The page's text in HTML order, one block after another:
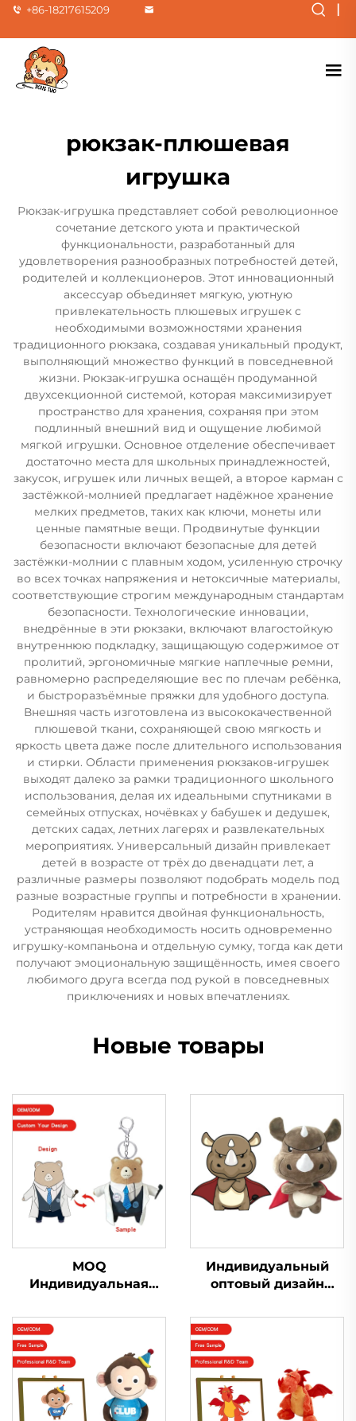
+86-18217615209 |
рюкзак-плюшевая
игрушка
Рюкзак-игрушка представляет собой революционное
сочетание детского уюта и практической
функциональности, разработанный для
удовлетворения разнообразных потребностей детей,
родителей и коллекционеров. Этот инновационный
аксессуар объединяет мягкую, уютную
привлекательность плюшевых игрушек с
необходимыми возможностями хранения
традиционного рюкзака, создавая уникальный продукт,
выполняющий множество функций в повседневной
жизни. Рюкзак-игрушка оснащён продуманной
двухсекционной системой, которая максимизирует
пространство для хранения, сохраняя при этом
подлинный внешний вид и ощущение любимой
мягкой игрушки. Основное отделение обеспечивает
достаточно места для школьных принадлежностей,
закусок, игрушек или личных вещей, а второе карман с
застёжкой-молнией предлагает надёжное хранение
мелких предметов, таких как ключи, монеты или
ценные памятные вещи. Продвинутые функции
безопасности включают безопасные для детей
застёжки-молнии с плавным ходом, усиленную строчку
во всех точках напряжения и нетоксичные материалы,
соответствующие строгим международным стандартам
безопасности. Технологические инновации,
внедрённые в эти рюкзаки, включают влагостойкую
внутреннюю подкладку, защищающую содержимое от
пролитий, эргономичные мягкие наплечные ремни,
равномерно распределяющие вес по плечам ребёнка,
и быстроразъёмные пряжки для удобного доступа.
Внешняя часть изготовлена из высококачественной
плюшевой ткани, сохраняющей свою мягкость и
яркость цвета даже после длительного использования
и стирки. Области применения рюкзаков-игрушек
выходят далеко за рамки традиционного школьного
использования, делая их идеальными спутниками в
семейных отпусках, ночёвках у бабушек и дедушек,
детских садах, летних лагерях и развлекательных
мероприятиях. Универсальный дизайн привлекает
детей в возрасте от трёх до двенадцати лет, а
различные размеры позволяют подобрать модель под
разные возрастные группы и потребности в хранении.
Родителям нравится двойная функциональность,
устраняющая необходимость носить одновременно
игрушку-компаньона и отдельную сумку, тогда как дети
получают эмоциональную защищённость, имея своего
любимого друга всегда под рукой в повседневных
приключениях и новых впечатлениях.
Новые товары
MOQ
Индивидуальная
детей, дизайнерская
кукла с уродливым
логотипом,
индивидуальная
плюшевая игрушка-
брелок
Индивидуальный
оптовый дизайн
Игрушка Плюшевый
Производство
Игрушки Мягкие
Игрушки Животное
Плюшевые на заказ